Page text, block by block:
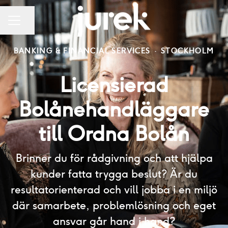
KARRIÄRMENY
Dela sidan
BANKING & FINANCIAL SERVICES · STOCKHOLM
Licensierad
Bolånehandläggare
till Ordna Bolån
Brinner du för rådgivning och att hjälpa
kunder fatta trygga beslut? Är du
resultatorienterad och vill jobba i en miljö
där samarbete, problemlösning och eget
ansvar går hand i hand?